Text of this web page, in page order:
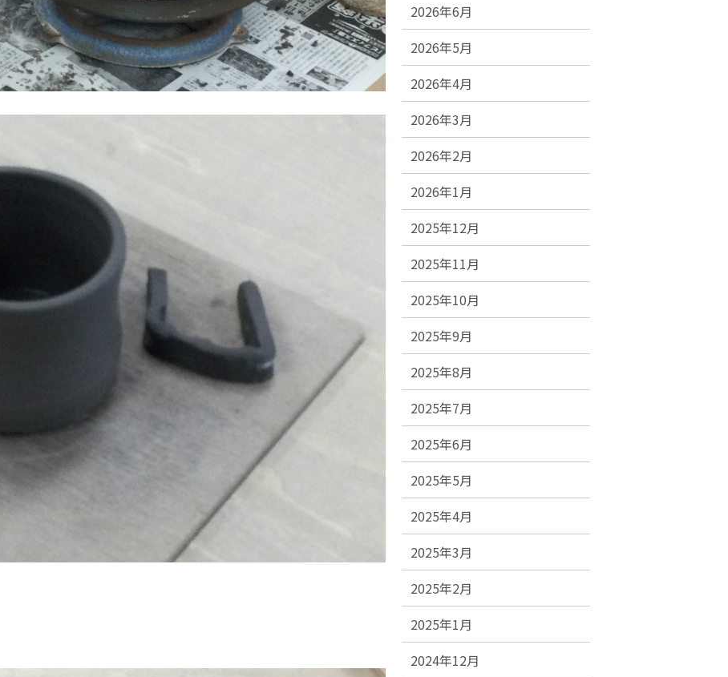
2026年6月
2026年5月
2026年4月
2026年3月
2026年2月
2026年1月
2025年12月
2025年11月
2025年10月
2025年9月
2025年8月
2025年7月
2025年6月
2025年5月
2025年4月
2025年3月
2025年2月
2025年1月
2024年12月